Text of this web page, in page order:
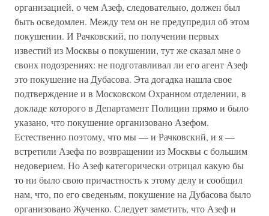
организацией, о чем Азеф, следовательно, должен был
быть осведомлен. Между тем он не предупредил об этом
покушении. И Рачковский, по получении первых
известий из Москвы о покушении, тут же сказал мне о
своих подозрениях: не подготавливал ли его агент Азеф
это покушение на Дубасова. Эта догадка нашла свое
подтверждение и в Московском Охранном отделении, в
докладе которого в Департамент Полиции прямо и было
указано, что покушение организовано Азефом.
Естественно поэтому, что мы — и Рачковский, и я —
встретили Азефа по возвращении из Москвы с большим
недоверием. Но Азеф категорически отрицал какую бы
то ни было свою причастность к этому делу и сообщил
нам, что, по его сведеньям, покушение на Дубасова было
организовано Жученко. Следует заметить, что Азеф и